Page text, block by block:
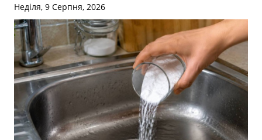
Неділя, 9 Серпня, 2026